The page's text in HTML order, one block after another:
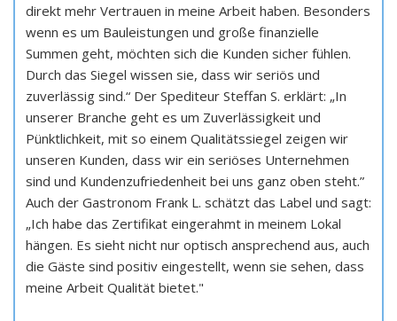
direkt mehr Vertrauen in meine Arbeit haben. Besonders
wenn es um Bauleistungen und große finanzielle
Summen geht, möchten sich die Kunden sicher fühlen.
Durch das Siegel wissen sie, dass wir seriös und
zuverlässig sind.“ Der Spediteur Steffan S. erklärt: „In
unserer Branche geht es um Zuverlässigkeit und
Pünktlichkeit, mit so einem Qualitätssiegel zeigen wir
unseren Kunden, dass wir ein seriöses Unternehmen
sind und Kundenzufriedenheit bei uns ganz oben steht.”
Auch der Gastronom Frank L. schätzt das Label und sagt:
„Ich habe das Zertifikat eingerahmt in meinem Lokal
hängen. Es sieht nicht nur optisch ansprechend aus, auch
die Gäste sind positiv eingestellt, wenn sie sehen, dass
meine Arbeit Qualität bietet."